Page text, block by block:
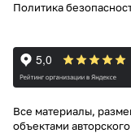
Политика
Все материалы,
объектами